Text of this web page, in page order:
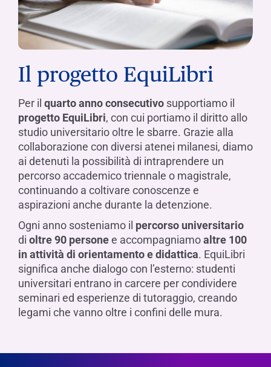
Il progetto EquiLibri
Per il quarto anno consecutivo supportiamo il
progetto EquiLibri, con cui portiamo il diritto allo
studio universitario oltre le sbarre. Grazie alla
collaborazione con diversi atenei milanesi, diamo
ai detenuti la possibilità di intraprendere un
percorso accademico triennale o magistrale,
continuando a coltivare conoscenze e
aspirazioni anche durante la detenzione.
Ogni anno sosteniamo il percorso universitario
di oltre 90 personee accompagniamoaltre 100
in attività di orientamento e didattica. EquiLibri
significa anche dialogo con l’esterno: studenti
universitari entrano in carcere per condividere
seminari ed esperienze di tutoraggio, creando
legami che vanno oltre i confini delle mura.